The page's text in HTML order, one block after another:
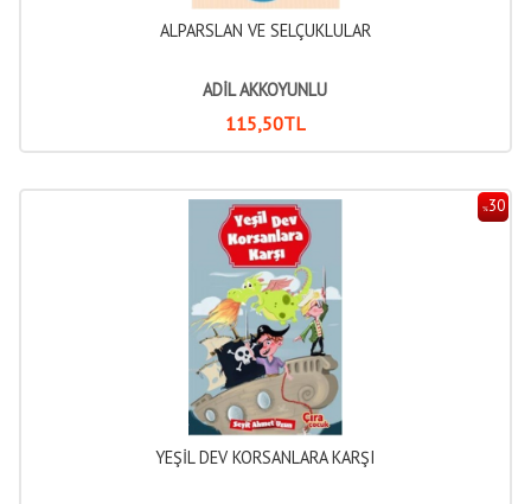
ALPARSLAN VE SELÇUKLULAR
ADİL AKKOYUNLU
115,50TL
%30
YEŞİL DEV KORSANLARA KARŞI